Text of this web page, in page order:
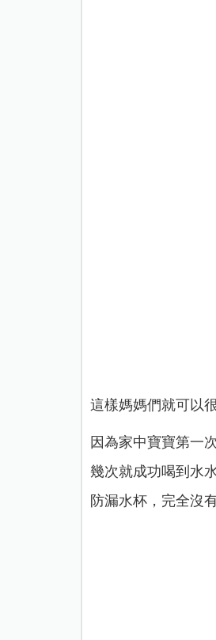
這樣媽媽們就可以
因為家中寶寶第一
幾次就成功喝到水
防漏水杯，完全沒